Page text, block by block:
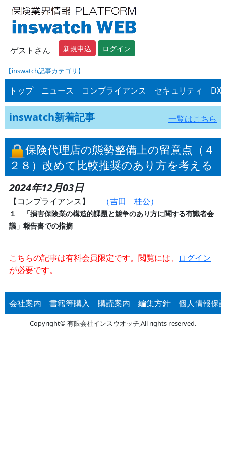
ゲストさん 新規申込 ログイン
【inswatch記事カテゴリ】
トップ ニュース コンプライアンス セキュリティ DX
inswatch新着記事 一覧はこちら
保険代理店の態勢整備上の留意点（４
２８）改めて比較推奨のあり方を考える
2024年12月03日
【コンプライアンス】 （吉田 桂公）
１ 「損害保険業の構造的課題と競争のあり方に関する有識者会
議」報告書での指摘
こちらの記事は有料会員限定です。閲覧には、
ログイン
が必要です。
会社案内 書籍等購入 購読案内 編集方針 個人情報保
Copyright© 有限会社インスウオッチ,All rights reserved.